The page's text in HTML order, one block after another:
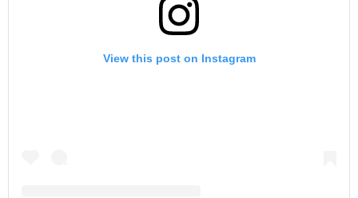
View this post on Instagram